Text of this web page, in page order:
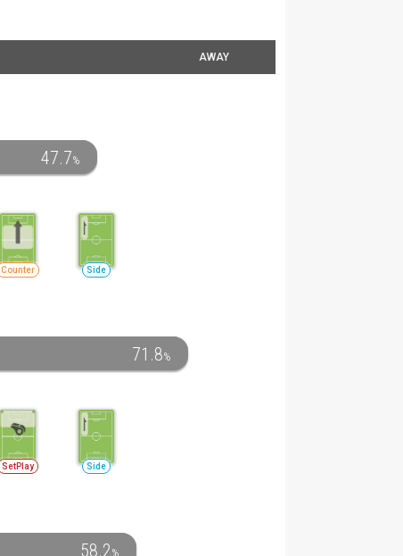
AWAY
47.7%
Counter Side
71.8%
SetPlay Side
58.2 %